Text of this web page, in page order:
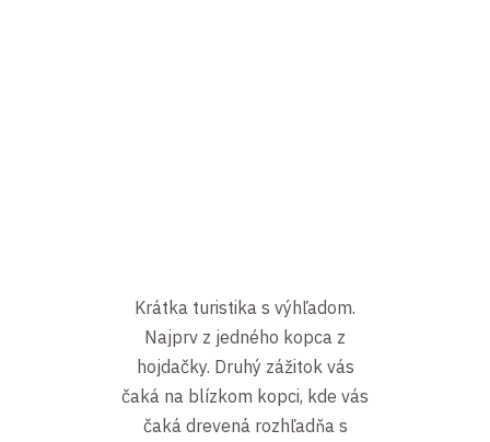
Krátka turistika s výhľadom.
Najprv z jedného kopca z
hojdačky. Druhý zážitok vás
čaká na blízkom kopci, kde vás
čaká drevená rozhľadňa s